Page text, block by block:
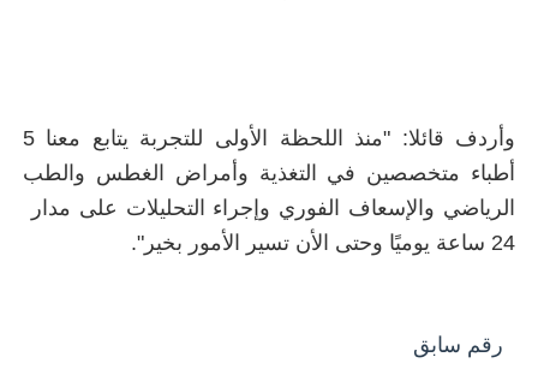
وأردف قائلا: "منذ اللحظة الأولى للتجربة يتابع معنا 5
أطباء متخصصين في التغذية وأمراض الغطس والطب
الرياضي والإسعاف الفوري وإجراء التحليلات على مدار
24 ساعة يوميًا وحتى الأن تسير الأمور بخير".
رقم سابق